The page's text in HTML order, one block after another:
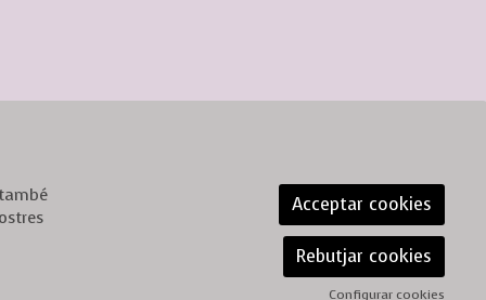
Acceptar cookies
Rebutjar cookies
Configurar cookies